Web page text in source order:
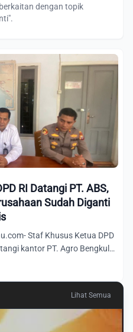
dengan topik
RI Datangi PT. ABS,
Sudah Diganti
Staf Khusus Ketua DPD
kantor PT. Agro Bengkulu
Lihat Semua